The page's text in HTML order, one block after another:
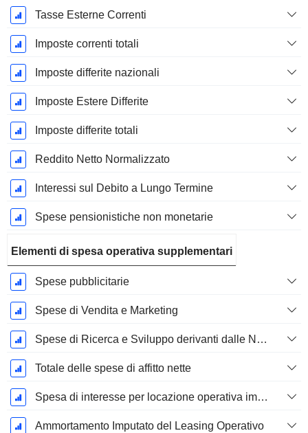
Tasse Esterne Correnti
Imposte correnti totali
Imposte differite nazionali
Imposte Estere Differite
Imposte differite totali
Reddito Netto Normalizzato
Interessi sul Debito a Lungo Termine
Spese pensionistiche non monetarie
Elementi di spesa operativa supplementari
Spese pubblicitarie
Spese di Vendita e Marketing
Spese di Ricerca e Sviluppo derivanti dalle Note a piè di pagina
Totale delle spese di affitto nette
Spesa di interesse per locazione operativa imputata
Ammortamento Imputato del Leasing Operativo